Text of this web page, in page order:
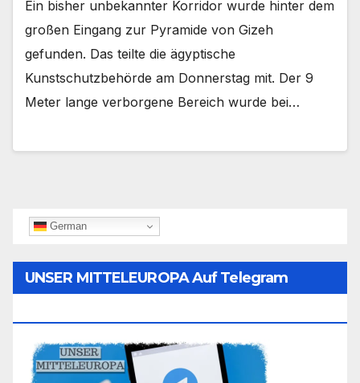
Ein bisher unbekannter Korridor wurde hinter dem
großen Eingang zur Pyramide von Gizeh
gefunden. Das teilte die ägyptische
Kunstschutzbehörde am Donnerstag mit. Der 9
Meter lange verborgene Bereich wurde bei…
German
UNSER MITTELEUROPA Auf Telegram